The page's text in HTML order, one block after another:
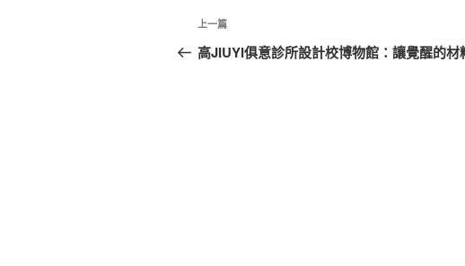
文
章
上
一
上一篇
高JIUYI俱意診所設計校博物館：讓覺醒的材